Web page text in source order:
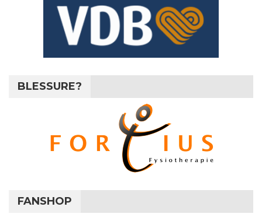
BLESSURE?
FANSHOP